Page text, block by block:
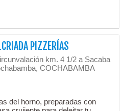
PIZZERÍAS
km. 4 1/2 a Sacaba
COCHABAMBA
del horno, preparadas con